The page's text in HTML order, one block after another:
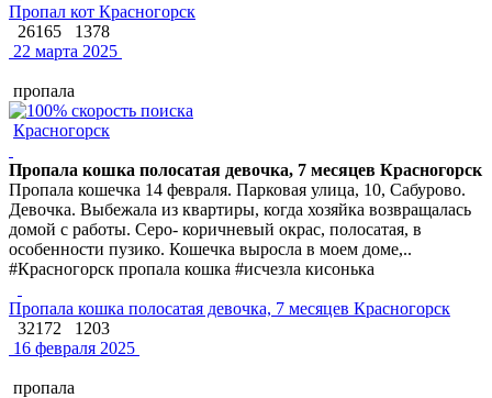
Пропал кот Красногорск
26165
1378
22 марта 2025
пропала
Красногорск
Пропала кошка полосатая девочка, 7 месяцев Красногорск
Пропала кошечка 14 февраля. Парковая улица, 10, Сабурово.
Девочка. Выбежала из квартиры, когда хозяйка возвращалась
домой с работы. Серо- коричневый окрас, полосатая, в
особенности пузико. Кошечка выросла в моем доме,..
#Красногорск пропала кошка #исчезла кисонька
Пропала кошка полосатая девочка, 7 месяцев Красногорск
32172
1203
16 февраля 2025
пропала